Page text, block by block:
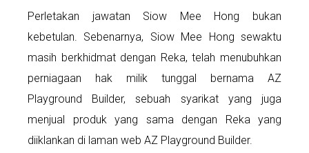
Perletakan jawatan Siow Mee Hong bukan
kebetulan. Sebenarnya, Siow Mee Hong sewaktu
masih berkhidmat dengan Reka, telah menubuhkan
perniagaan hak milik tunggal bernama AZ
Playground Builder, sebuah syarikat yang juga
menjual produk yang sama dengan Reka yang
diiklankan di laman web AZ Playground Builder.